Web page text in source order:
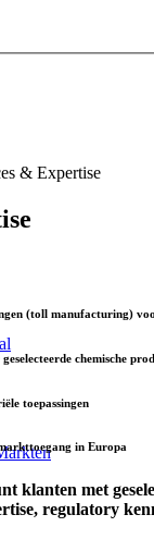
& Expertise
(toll manufacturing)
chemische
toepassingen
in Europa
klanten met
regulatory